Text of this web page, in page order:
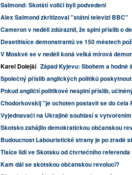
Salmond: Skotští voliči byli podvedeni
Alex Salmond zkritizoval "státní televizi BBC"
Cameron v neděli zdůraznil, že splní příslib o
Desetitisíce demonstrantů ve 150 městech
V Moskvě se v neděli koná velká mírová
Karel Dolejší Západ Kyjevu: Sbohem a hodně
Společný příslib anglických politiků
Pokud angličtí politikové nesplní příslib,
Chodorkovskij "je ochoten postavit se do čela
Vyjednavači na Ukrajině souhlasí s
Skotsko zahájilo demokratickou občanskou
Budoucnost Labouristické strany je po zradě
Tisíce lidí ve Skotsku od čtvrtečního
Kam dál se skotskou občanskou revolucí?